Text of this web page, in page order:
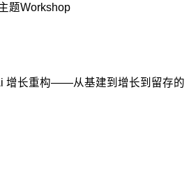
题Workshop
增长重构——从基建到增长到留存的